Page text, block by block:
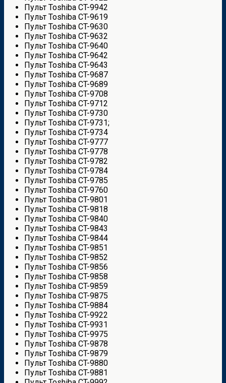
Пульт Toshiba CT-9942
Пульт Toshiba CT-9619
Пульт Toshiba CT-9630
Пульт Toshiba CT-9632
Пульт Toshiba CT-9640
Пульт Toshiba CT-9642
Пульт Toshiba CT-9643
Пульт Toshiba CT-9687
Пульт Toshiba CT-9689
Пульт Toshiba CT-9708
Пульт Toshiba CT-9712
Пульт Toshiba CT-9730
Пульт Toshiba CT-9731;
Пульт Toshiba CT-9734
Пульт Toshiba CT-9777
Пульт Toshiba CT-9778
Пульт Toshiba CT-9782
Пульт Toshiba CT-9784
Пульт Toshiba CT-9785
Пульт Toshiba CT-9760
Пульт Toshiba CT-9801
Пульт Toshiba CT-9818
Пульт Toshiba CT-9840
Пульт Toshiba CT-9843
Пульт Toshiba CT-9844
Пульт Toshiba CT-9851
Пульт Toshiba CT-9852
Пульт Toshiba CT-9856
Пульт Toshiba CT-9858
Пульт Toshiba CT-9859
Пульт Toshiba CT-9875
Пульт Toshiba CT-9884
Пульт Toshiba CT-9922
Пульт Toshiba CT-9931
Пульт Toshiba CT-9975
Пульт Toshiba CT-9878
Пульт Toshiba CT-9879
Пульт Toshiba CT-9880
Пульт Toshiba CT-9881